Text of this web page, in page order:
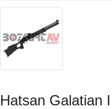
Hatsan Galatian